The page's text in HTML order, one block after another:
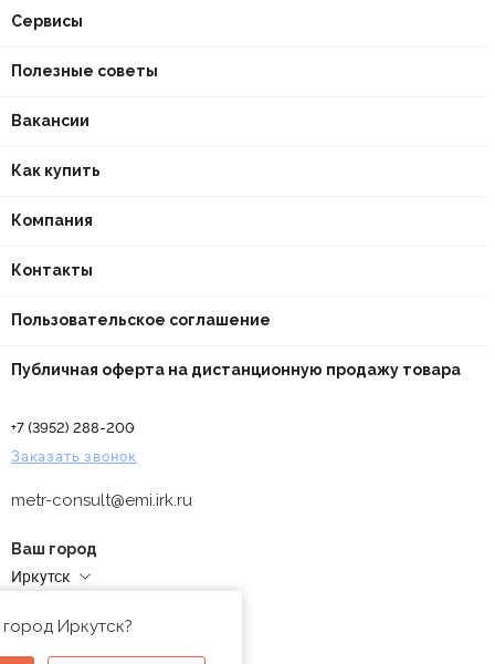
Сервисы
Полезные советы
Вакансии
Как купить
Компания
Контакты
Пользовательское соглашение
Публичная оферта на дистанционную продажу товара
+7 (3952) 288-200
Заказать звонок
metr-consult@emi.irk.ru
Ваш город
Иркутск
Иркутск?